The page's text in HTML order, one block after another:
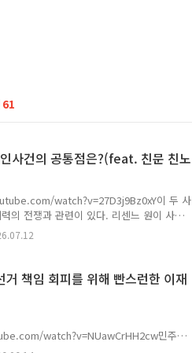
61
사건의 공통점은?(feat. 친문 친노
watch?v=27D3j9Bz0xY이 두 사
의 전쟁과 관련이 있다. 리센느 원이 사
고 있다. 두 사건의 공통점은 바로 더불어
력을 쫒아내기 아주 좋은 정치적 환경을
력은 굉장히 위축될 수 밖에 없게 되었다.
당대표 선거의 승자는 친명계인 김민석이
있다. PS. 우리는 정치적 프레이밍을 넘
파악할 수 있는..
책임 회피를 위해 빤스런한 이재
watch?v=NUawCrHH2cw민주주